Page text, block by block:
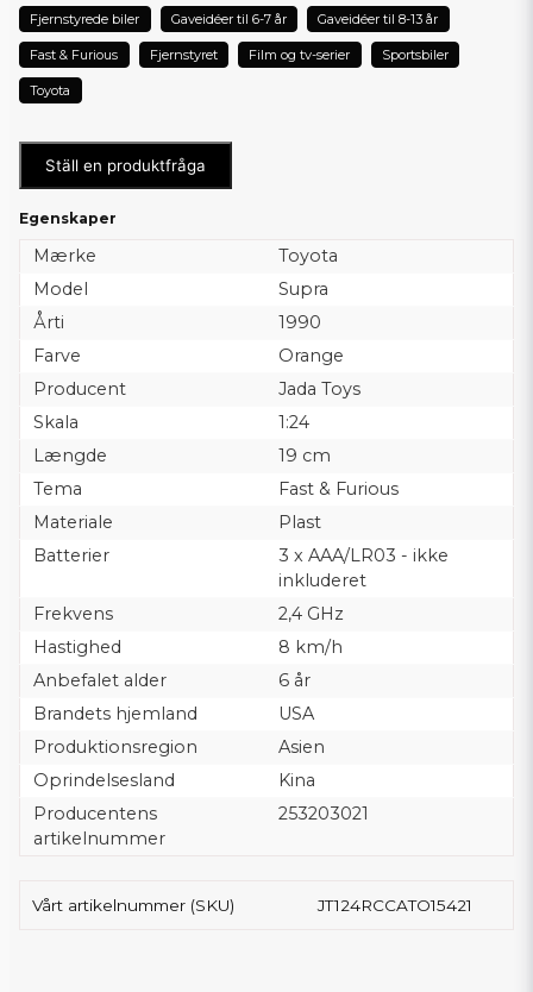
Fjernstyrede biler Gaveidéer til 6-7 år Gaveidéer til 8-13 år
Fast & Furious Fjernstyret Film og tv-serier Sportsbiler
Toyota
Ställ en produktfråga
Egenskaper
Mærke
Toyota
Model
Supra
Årti
1990
Farve
Orange
Producent
Jada Toys
Skala
1:24
Længde
19 cm
Tema
Fast & Furious
Materiale
Plast
Batterier
3 x AAA/LR03 - ikke
inkluderet
Frekvens
2,4 GHz
Hastighed
8 km/h
Anbefalet alder
6 år
Brandets hjemland
USA
Produktionsregion
Asien
Oprindelsesland
Kina
Producentens
artikelnummer
253203021
Vårt artikelnummer (SKU) JT124RCCATO15421